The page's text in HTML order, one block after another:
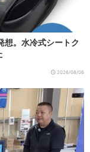
想。水冷式シートク
2026/08/06